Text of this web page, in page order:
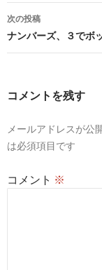
ナ
ビ
ゲ
ョ
次の投稿
ナンバーズ、３でボ
コメントを残す
メールアドレスが公
は必須項目です
コメント ※